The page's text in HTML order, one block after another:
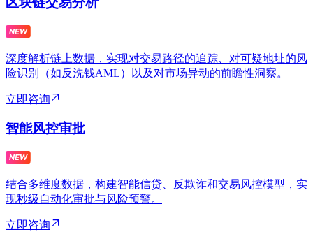
深度解析链上数据，实现对交易路径的追踪、对可疑地址的风
险识别（如反洗钱AML）以及对市场异动的前瞻性洞察。
立即咨询
智能风控审批
结合多维度数据，构建智能信贷、反欺诈和交易风控模型，实
现秒级自动化审批与风险预警。
立即咨询